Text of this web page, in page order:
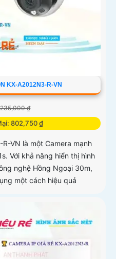
KX-A2012N3-R-VN
₫
802,750 ₫
VN là một Camera mạnh
Với khả năng hiển thị hình
nghệ Hồng Ngoại 30m,
một cách hiệu quả